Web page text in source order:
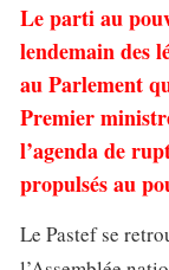
Le parti au
lendemain des
au Parlement
Premier
l’agenda de
propulsés au
Le Pastef se